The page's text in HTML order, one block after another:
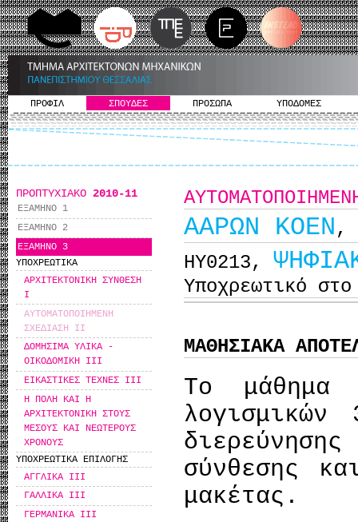
ΠΡΟΦΙΛ ΣΠΟΥΔΕΣ ΠΡΟΣΩΠΑ ΥΠΟΔΟΜΕΣ
ΠΡΟΠΤΥΧΙΑΚΟ 2010-11
ΕΞΑΜΗΝΟ 1
ΕΞΑΜΗΝΟ 2
ΕΞΑΜΗΝΟ 3
ΥΠΟΧΡΕΩΤΙΚΑ
ΑΡΧΙΤΕΚΤΟΝΙΚΗ ΣΥΝΘΕΣΗ
I
ΑΥΤΟΜΑΤΟΠΟΙΗΜΕΝΗ
ΣΧΕΔΙΑΣΗ II
ΔΟΜΗΣΙΜΑ ΥΛΙΚΑ -
ΟΙΚΟΔΟΜΙΚΗ IIΙ
ΕΙΚΑΣΤΙΚΕΣ ΤΕΧΝΕΣ ΙΙΙ
Η ΠΟΛΗ ΚΑΙ Η
ΑΡΧΙΤΕΚΤΟΝΙΚΗ ΣΤΟΥΣ
ΜΕΣΟΥΣ ΚΑΙ ΝΕΩΤΕΡΟΥΣ
ΧΡΟΝΟΥΣ
ΥΠΟΧΡΕΩΤΙΚΑ ΕΠΙΛΟΓΗΣ
ΑΓΓΛΙΚΑ ΙΙΙ
ΓΑΛΛΙΚΑ ΙΙΙ
ΓΕΡΜΑΝΙΚΑ ΙΙΙ
ΑΑΡΩΝ ΚΟΕΝ,
ΗΥ0213,
Υποχρεωτικό
ΜΑΘΗΣΙΑΚΑ
Το μάθημα
λογισμικών
σύνθεσης
μακέτας.